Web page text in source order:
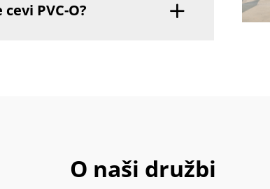
PVC-O?
O naši družbi